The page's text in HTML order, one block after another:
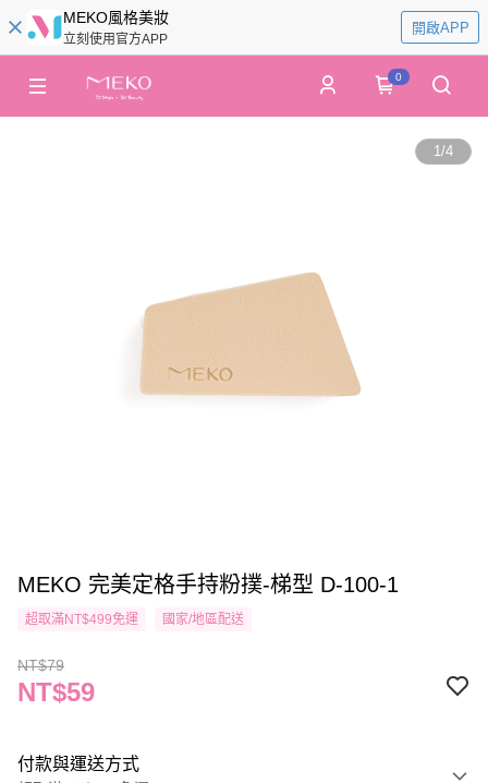
MEKO風格美妝
立刻使用官方APP
開啟APP
0
1/4
MEKO 完美定格手持粉撲-梯型 D-100-1
超取滿NT$499免運 國家/地區配送
NT$79
NT$59
付款與運送方式